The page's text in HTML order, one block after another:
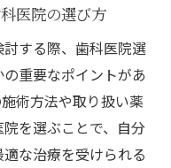
医院の選び方
する際、歯科医院選
重要なポイントがあ
術方法や取り扱い薬
を選ぶことで、自分
な治療を受けられる